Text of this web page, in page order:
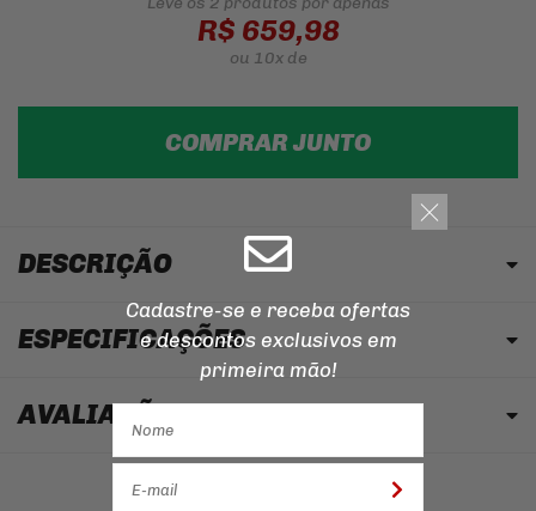
R$ 659,98
ou 10xde
COMPRAR JUNTO
DESCRIÇÃO
ESPECIFICAÇÕES
AVALIAÇÃO
Cadastre-se e receba ofertas
e descontos exclusivos em
primeira mão!